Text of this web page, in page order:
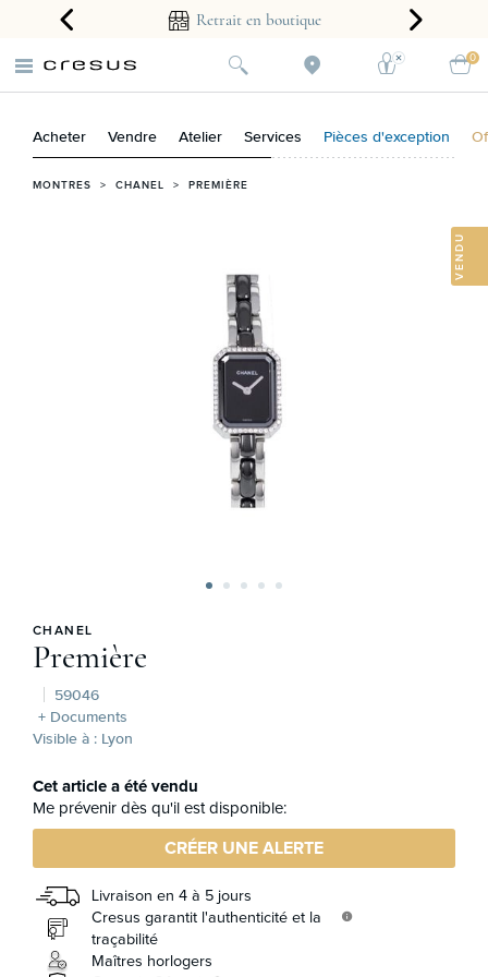
2 ans Retrait en boutique
0
Acheter Vendre Atelier Services Pièces d'exception
MONTRES > CHANEL > PREMIÈRE
VENDU
CHANEL
Première
59046
+ Documents
Visible à : Lyon
Cet article a été vendu
Me prévenir dès qu'il est disponible:
CRÉER UNE ALERTE
Livraison en 4 à 5 jours
Cresus garantit l'authenticité et la
traçabilité
info
Maîtres horlogers